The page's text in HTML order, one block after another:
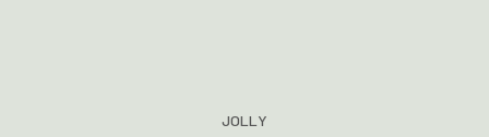
JOLLY